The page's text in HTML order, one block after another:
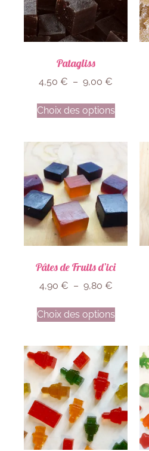
Patagliss
4,50 € – 9,00 €
Choix des options
Pâtes de Fruits d’ici
4,90 € – 9,80 €
Choix des options